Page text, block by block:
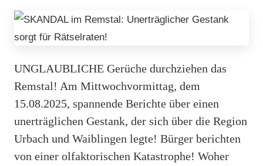
UNGLAUBLICHE Gerüche durchziehen das
Remstal! Am Mittwochvormittag, dem
15.08.2025, spannende Berichte über einen
unerträglichen Gestank, der sich über die Region
Urbach und Waiblingen legte! Bürger berichten
von einer olfaktorischen Katastrophe! Woher